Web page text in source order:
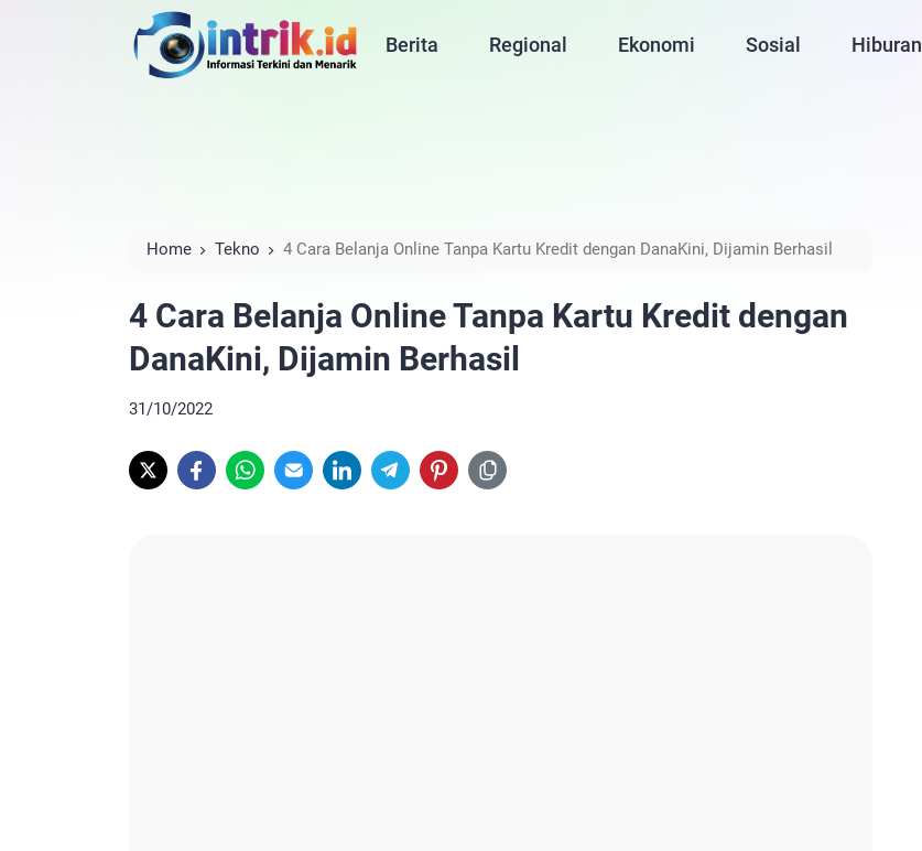
Berita Regional Ekonomi Sosial Hiburan
Home Tekno 4 Cara Belanja Online Tanpa Kartu Kredit dengan DanaKini, Dijamin Berhasil
4 Cara Belanja Online Tanpa Kartu Kredit dengan
DanaKini, Dijamin Berhasil
31/10/2022